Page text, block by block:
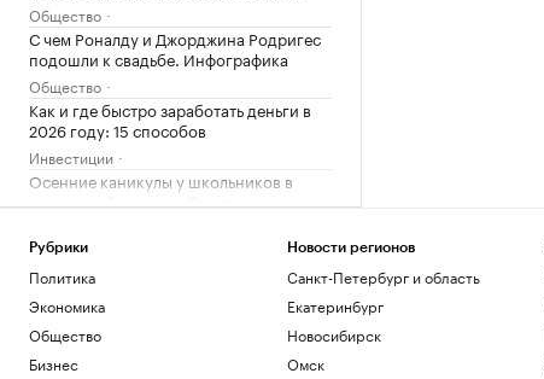
Общество
С чем Роналду и Джорджина Родригес
подошли к свадьбе. Инфографика
Общество
Как и где быстро заработать деньги в
2026 году: 15 способов
Инвестиции
Осенние каникулы у школьников в
новом учебном году будут дольше
Общество
Рубрики
Политика
Экономика
Общество
Бизнес
Новости регионов
Санкт-Петербург и область
Екатеринбург
Новосибирск
Омск